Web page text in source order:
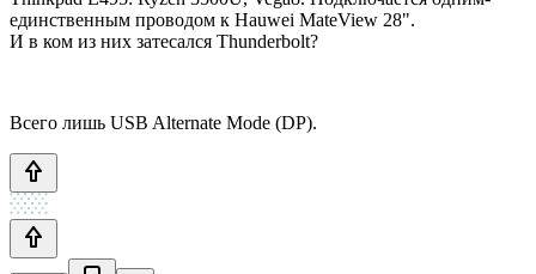
единственным проводом к Hauwei MateView 28".
И в ком из них затесался Thunderbolt?
Всего лишь USB Alternate Mode (DP).